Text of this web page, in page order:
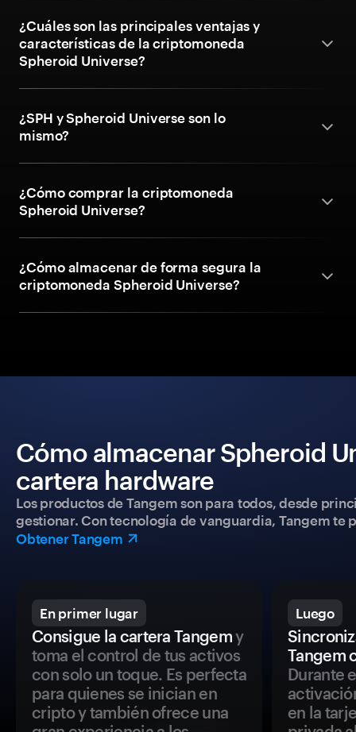
¿Cuáles son las principales ventajas y
características de la criptomoneda
Spheroid Universe?
¿SPH y Spheroid Universe son lo
mismo?
¿Cómo comprar la criptomoneda
Spheroid Universe?
¿Cómo almacenar de forma segura la
criptomoneda Spheroid Universe?
Cómo almacenar Spheroid
cartera hardware
Los productos de Tangem son para todos, desde
gestionar. Con tecnología de vanguardia, Tangem
Obtener Tangem
En primer lugar
Consigue la cartera Tangemy
toma el control de tus activos
con solo un toque. Es perfecta
para quienes se inician en
cripto y también ofrece una
Luego
Tangem
Durante
en la